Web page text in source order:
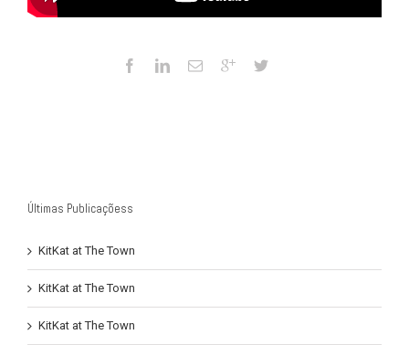
Últimas Publicaçõess
KitKat at The Town
KitKat at The Town
KitKat at The Town